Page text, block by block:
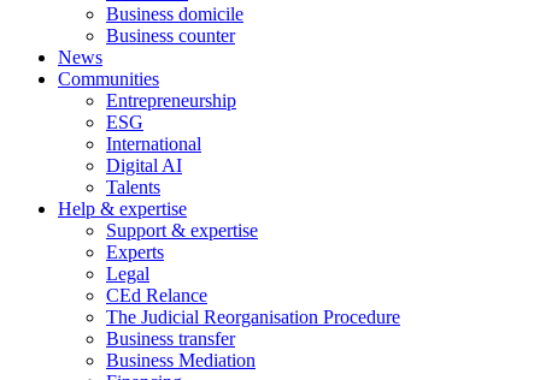
Business domicile
Business counter
News
Communities
Entrepreneurship
ESG
International
Digital AI
Talents
Help & expertise
Support & expertise
Experts
Legal
CEd Relance
The Judicial Reorganisation Procedure
Business transfer
Business Mediation